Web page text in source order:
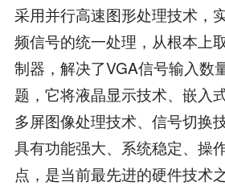
采用并行高速图形处理技术，
频信号的统一处理，从根本上
制器，解决了VGA信号输入数
题，它将液晶显示技术、嵌入
多屏图像处理技术、信号切换
具有功能强大、系统稳定、操
点，是当前最先进的硬件技术之